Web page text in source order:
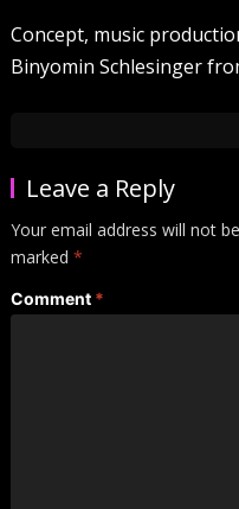
Concept, music
Binyomin Schlesinger
Leave a Reply
Your email address will not
marked *
Comment *